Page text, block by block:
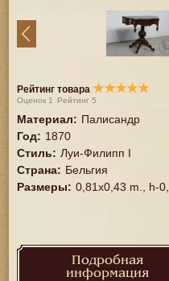
Рейтинг товара ★★★★★
Оценок 1 Рейтинг5
Материал: Палисандр
Год: 1870
Стиль: Луи-Филипп I
Страна: Бельгия
Размеры: 0,81x0,43 m., h-
Подробная
информация